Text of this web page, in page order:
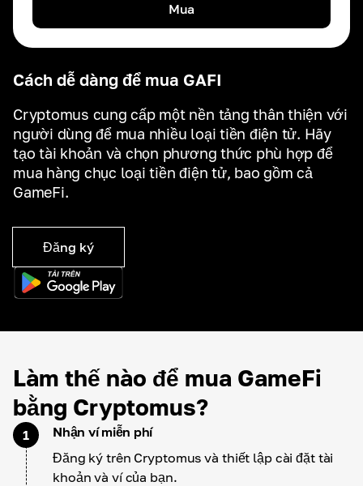
Cách dễ dàng để mua GAFI
Cryptomus cung cấp một nền tảng thân thiện với
người dùng để mua nhiều loại tiền điện tử. Hãy
tạo tài khoản và chọn phương thức phù hợp để
mua hàng chục loại tiền điện tử, bao gồm cả
GameFi.
Đăng ký
Mua
Làm thế nào để mua GameFi
bằng Cryptomus?
1
Nhận ví miễn phí
Đăng ký trên Cryptomus và thiết lập cài đặt tài
khoản và ví của bạn.